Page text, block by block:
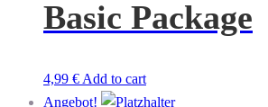
Basic Package
4,99 €Add to cart
Angebot!